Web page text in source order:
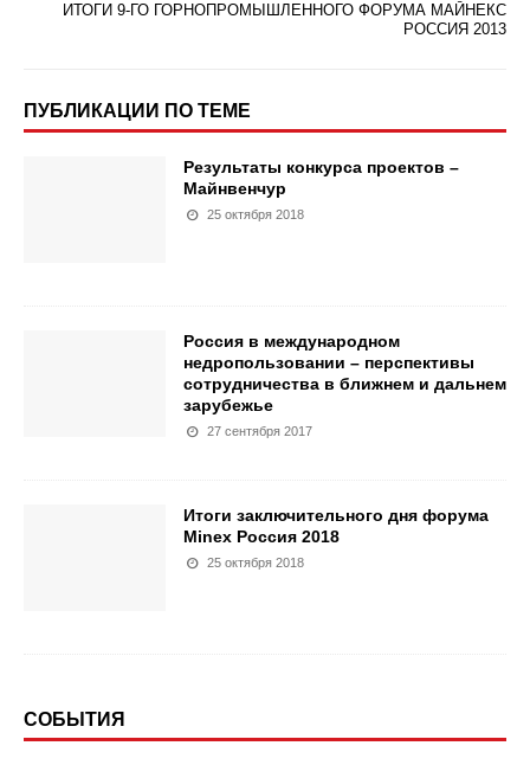
ИТОГИ 9-ГО ГОРНОПРОМЫШЛЕННОГО ФОРУМА МАЙНЕКС
РОССИЯ 2013
ПУБЛИКАЦИИ ПО ТЕМЕ
Результаты конкурса проектов –
Майнвенчур
25 октября 2018
Россия в международном
недропользовании – перспективы
сотрудничества в ближнем и дальнем
зарубежье
27 сентября 2017
Итоги заключительного дня форума
Minex Россия 2018
25 октября 2018
СОБЫТИЯ